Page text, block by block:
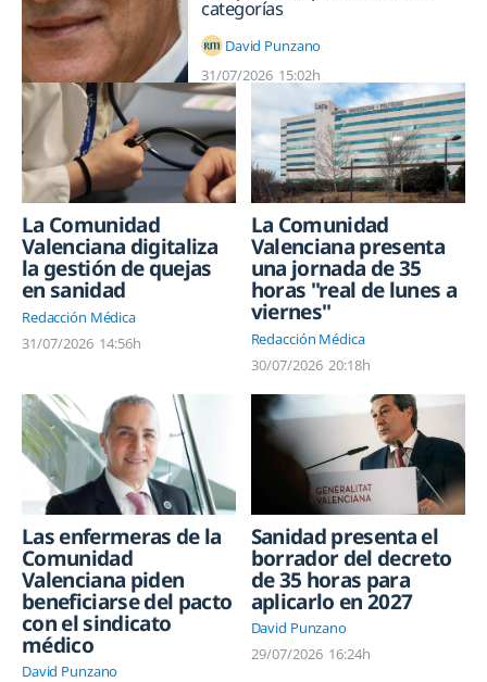
categorías
David Punzano
31/07/2026 15:02h
La Comunidad
Valenciana digitaliza
la gestión de quejas
en sanidad
Redacción Médica
31/07/2026 14:56h
La Comunidad
Valenciana presenta
una jornada de 35
horas "real de lunes a
viernes"
Redacción Médica
30/07/2026 20:18h
Las enfermeras de la
Comunidad
Valenciana piden
beneficiarse del pacto
con el sindicato
médico
David Punzano
Sanidad presenta el
borrador del decreto
de 35 horas para
aplicarlo en 2027
David Punzano
29/07/2026 16:24h